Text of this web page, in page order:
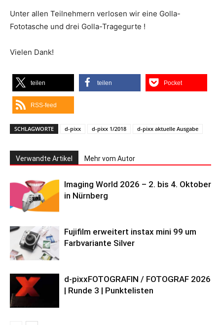
Unter allen Teilnehmern verlosen wir eine Golla-
Fototasche und drei Golla-Tragegurte !
Vielen Dank!
teilen teilen Pocket
RSS-feed
SCHLAGWORTE d-pixx d-pixx 1/2018 d-pixx aktuelle Ausgabe
Verwandte Artikel Mehr vom Autor
Imaging World 2026 – 2. bis 4. Oktober
in Nürnberg
Fujifilm erweitert instax mini 99 um
Farbvariante Silver
d-pixxFOTOGRAFIN / FOTOGRAF 2026
| Runde 3 | Punktelisten